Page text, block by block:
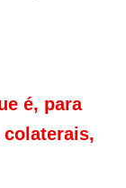
é, para